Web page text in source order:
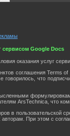
сервисом Google Docs
оказания услуг
соглашения Terms
говорилось, что
ArsTechnica, что
в пользовательской
При этом с